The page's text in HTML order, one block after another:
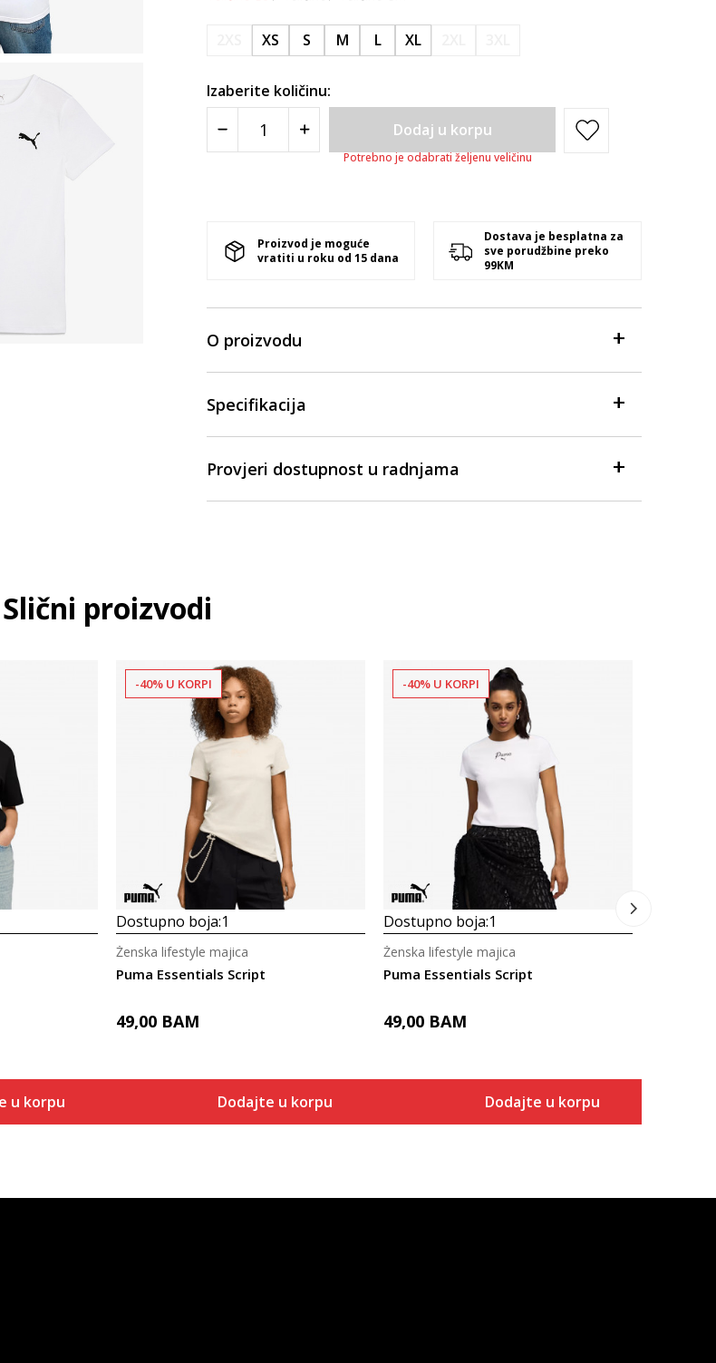
XS S M L XL
Izaberite količinu:
Dodaj u korpu
Potrebno je odabrati željenu veličinu
Proizvod je moguće
vratiti u roku od 15 dana
Dostava je besplatna za
sve porudžbine preko
99KM
O proizvodu
Specifikacija
Provjeri dostupnost u radnjama
Slični proizvodi
u korpu
-40% U KORPI
Dostupno boja:1
Puma Essentials Script
Ženska lifestyle majica
49,00 BAM
Dodajte u korpu
-40% U KORPI
Dostupno boja:1
Puma Essentials Script
Ženska lifestyle majica
49,00 BAM
Dodajte u korpu